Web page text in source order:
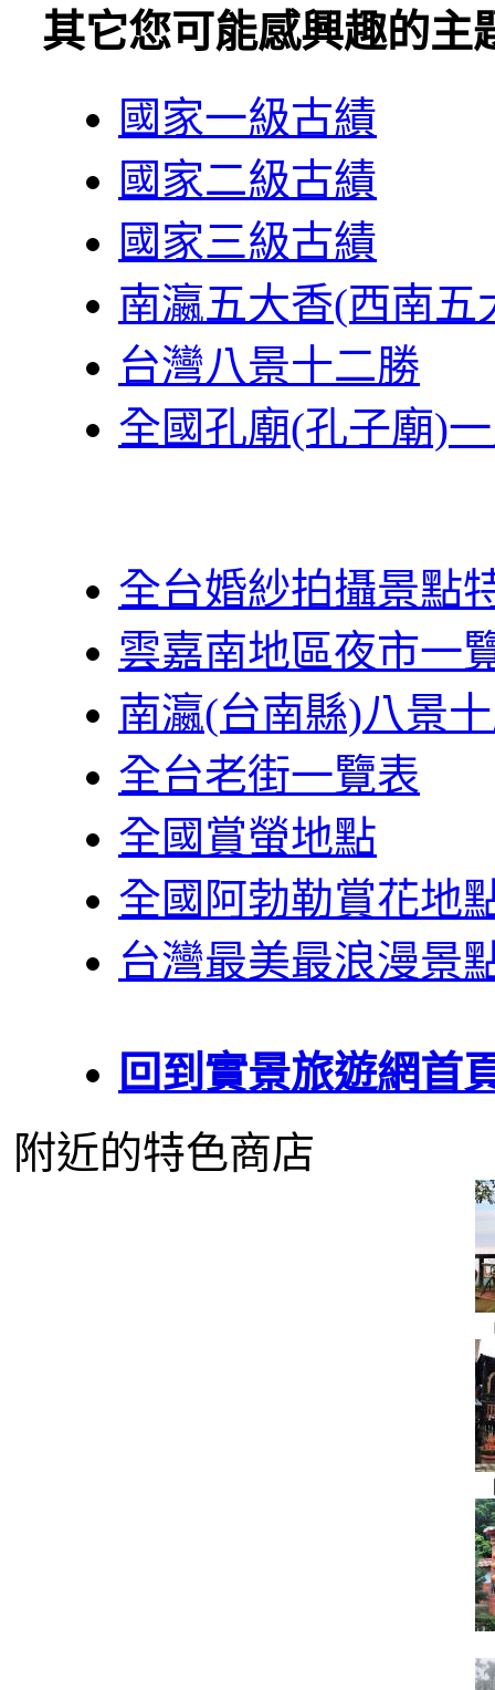
其它您可能感興趣的主
國家一級古績
國家二級古績
國家三級古績
南瀛五大香(西南五
台灣八景十二勝
全國孔廟(孔子廟)
全台婚紗拍攝景點
雲嘉南地區夜市一
南瀛(台南縣)八景
全台老街一覽表
全國賞螢地點
全國阿勃勒賞花地
台灣最美最浪漫景
回到實景旅遊網首
附近的特色商店